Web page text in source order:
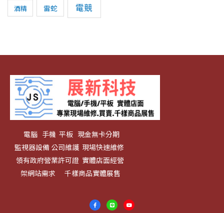
酒精 雷蛇 電競
電腦 手機 平板 現金無卡分期
監視器設備 公司維護 現場快速維修
領有政府營業許可證 實體店面經營
架網站需求 千樣商品實體展售